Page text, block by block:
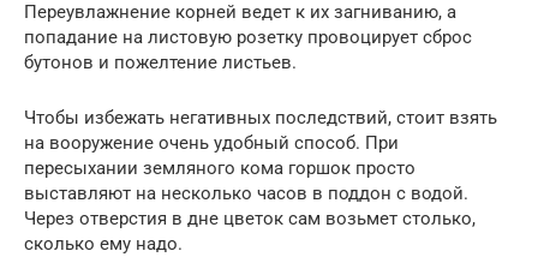
Переувлажнение корней ведет к их загниванию, а
попадание на листовую розетку провоцирует сброс
бутонов и пожелтение листьев.
Чтобы избежать негативных последствий, стоит взять
на вооружение очень удобный способ. При
пересыхании земляного кома горшок просто
выставляют на несколько часов в поддон с водой.
Через отверстия в дне цветок сам возьмет столько,
сколько ему надо.